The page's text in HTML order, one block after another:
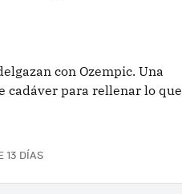
con Ozempic. Una
cadáver para rellenar lo que
13 DÍAS